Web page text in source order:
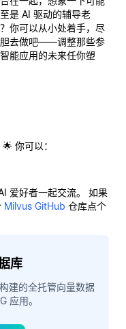
是 AI 驱动的辅导老
你可以从小处着手，尽
胆去做吧——调整那些参
能应用的未来任你塑
你可以：
爱好者一起交流。 如果
Milvus GitHub 仓库点个
库
建的全托管向量数据
应用。